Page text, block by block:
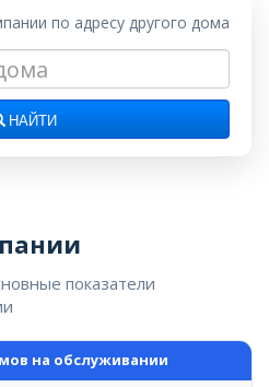
по адресу другого дома
НАЙТИ
показатели
на обслуживании